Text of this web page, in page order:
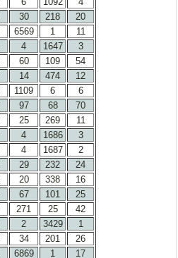
30 218
20
6569 1
11
4 1647
3
60 109
54
14 474
12
1109 6
6
97 68
70
25 269
11
4 1686
3
4 1687
2
29 232
24
20 338
16
67 101
25
271 25
42
2 3429
1
34 201
26
6869 1
17